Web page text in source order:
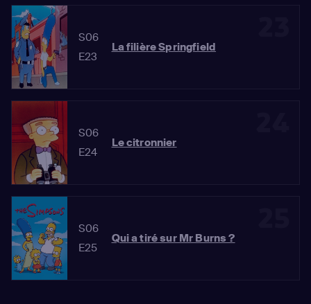
S06
E23
La filière Springfield
S06
E24
Le citronnier
S06
E25
Qui a tiré sur Mr Burns ?